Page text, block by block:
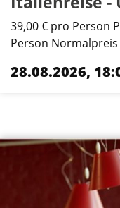
39,00 € pro Person
Person Normalpreis
28.08.2026,